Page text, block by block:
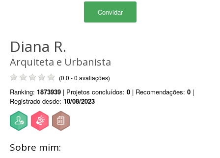
Convidar
Diana R.
Arquiteta e Urbanista
(0.0 - 0 avaliações)
Ranking: 1873939 | Projetos concluídos: 0 | Recomendações: 0 |
Registrado desde: 10/08/2023
Sobre mim: